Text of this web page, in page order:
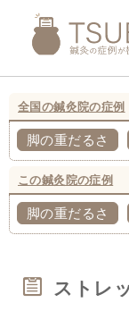
全国の鍼灸院の症例
脚の重だるさ
この鍼灸院の症例
脚の重だるさ
ストレ